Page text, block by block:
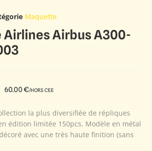
Maquette
Airbus A300-
60.00€/HORS CEE
la plus diversifiée de répliques
édition limitée 150pcs. Modèle en métal
avec une très haute finition (sans